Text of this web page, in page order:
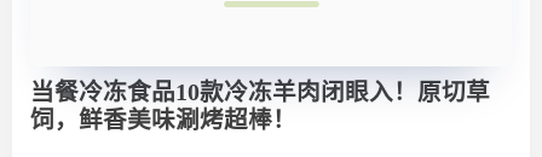
当餐冷冻食品10款冷冻羊肉闭眼入！原切草
饲，鲜香美味涮烤超棒！